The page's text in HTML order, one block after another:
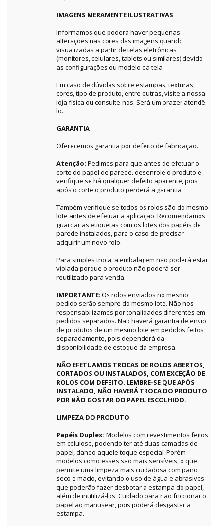
IMAGENS MERAMENTE ILUSTRATIVAS
Informamos que poderá haver pequenas
alterações nas cores das imagens quando
visualizadas a partir de telas eletrônicas
(monitores, celulares, tablets ou similares) devido
as configurações ou modelo da tela.
Em caso de dúvidas sobre estampas, texturas,
cores, tipo de produto, entre outras, visite a nossa
loja física ou consulte-nos. Será um prazer atendê-
lo.
GARANTIA
Oferecemos garantia por defeito de fabricação.
Atenção: Pedimos para que antes de efetuar o
corte do papel de parede, desenrole o produto e
verifique se há qualquer defeito aparente, pois
após o corte o produto perderá a garantia.
Também verifique se todos os rolos são do mesmo
lote antes de efetuar a aplicação. Recomendamos
guardar as etiquetas com os lotes dos papéis de
parede instalados, para o caso de precisar
adquirir um novo rolo.
Para simples troca, a embalagem não poderá estar
violada porque o produto não poderá ser
reutilizado para venda.
IMPORTANTE: Os rolos enviados no mesmo
pedido serão sempre do mesmo lote. Não nos
responsabilizamos por tonalidades diferentes em
pedidos separados. Não haverá garantia de envio
de produtos de um mesmo lote em pedidos feitos
separadamente, pois dependerá da
disponibilidade de estoque da empresa.
NÃO EFETUAMOS TROCAS DE ROLOS ABERTOS,
CORTADOS OU INSTALADOS, COM EXCEÇÃO DE
ROLOS COM DEFEITO. LEMBRE-SE QUE APÓS
INSTALADO, NÃO HAVERÁ TROCA DO PRODUTO
POR NÃO GOSTAR DO PAPEL ESCOLHIDO.
LIMPEZA DO PRODUTO
Papéis Duplex: Modelos com revestimentos feitos
em celulose, podendo ter até duas camadas de
papel, dando aquele toque especial. Porém
modelos como esses são mais sensíveis, o que
permite uma limpeza mais cuidadosa com pano
seco e macio, evitando o uso de água e abrasivos
que poderão fazer desbotar a estampa do papel,
além de inutilizá-los. Cuidado para não friccionar o
papel ao manusear, pois poderá desgastar a
estampa.